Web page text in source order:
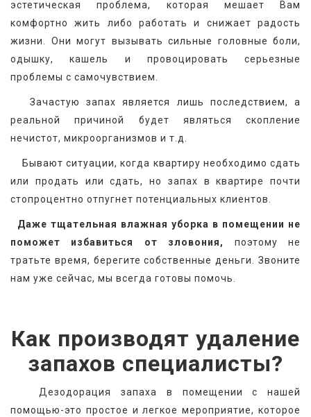
эстетическая проблема, которая мешает Вам
комфортно жить либо работать и снижает радость
жизни. Они могут вызывать сильные головные боли,
одышку, кашель и провоцировать серьезные
проблемы с самочувствием.
Зачастую запах является лишь последствием, а
реальной причиной будет являться скопление
нечистот, микроорганизмов и т.д.
Бывают ситуации, когда квартиру необходимо сдать
или продать или сдать, но запах в квартире почти
стопроцентно отпугнет потенциальных клиентов.
Даже тщательная влажная уборка в помещении не
поможет избавиться от зловония,
поэтому не
тратьте время, берегите собственные деньги. Звоните
нам уже сейчас, мы всегда готовы помочь.
Как производят удаление
запахов специалисты?
Дезодорация запаха в помещении с нашей
помощью-это простое и легкое мероприятие, которое